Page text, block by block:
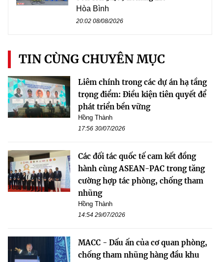
Hòa Bình
20:02 08/08/2026
TIN CÙNG CHUYÊN MỤC
Liêm chính trong các dự án hạ tầng
trọng điểm: Điều kiện tiên quyết để
phát triển bền vững
Hồng Thành
17:56 30/07/2026
Các đối tác quốc tế cam kết đồng
hành cùng ASEAN-PAC trong tăng
cường hợp tác phòng, chống tham
nhũng
Hồng Thành
14:54 29/07/2026
MACC - Dấu ấn của cơ quan phòng,
chống tham nhũng hàng đầu khu